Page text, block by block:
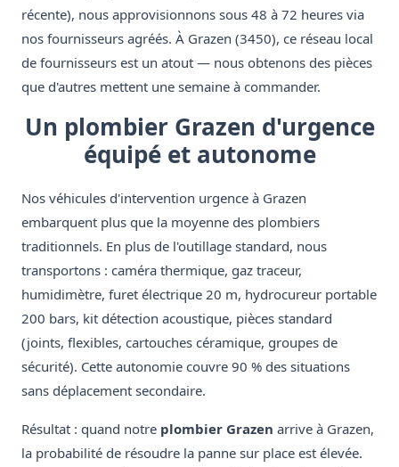
récente), nous approvisionnons sous 48 à 72 heures via
nos fournisseurs agréés. À Grazen (3450), ce réseau local
de fournisseurs est un atout — nous obtenons des pièces
que d'autres mettent une semaine à commander.
Un plombier Grazen d'urgence
équipé et autonome
Nos véhicules d'intervention urgence à Grazen
embarquent plus que la moyenne des plombiers
traditionnels. En plus de l'outillage standard, nous
transportons : caméra thermique, gaz traceur,
humidimètre, furet électrique 20 m, hydrocureur portable
200 bars, kit détection acoustique, pièces standard
(joints, flexibles, cartouches céramique, groupes de
sécurité). Cette autonomie couvre 90 % des situations
sans déplacement secondaire.
Résultat : quand notre plombier Grazen arrive à Grazen,
la probabilité de résoudre la panne sur place est élevée.